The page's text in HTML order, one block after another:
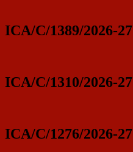
ICA/C/1389/2026-27
ICA/C/1310/2026-27
ICA/C/1276/2026-27